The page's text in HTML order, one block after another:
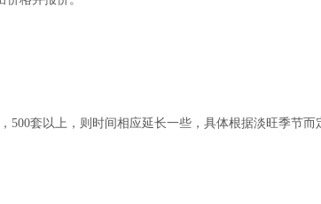
套以上，则时间相应延长一些，具体根据淡旺季节而